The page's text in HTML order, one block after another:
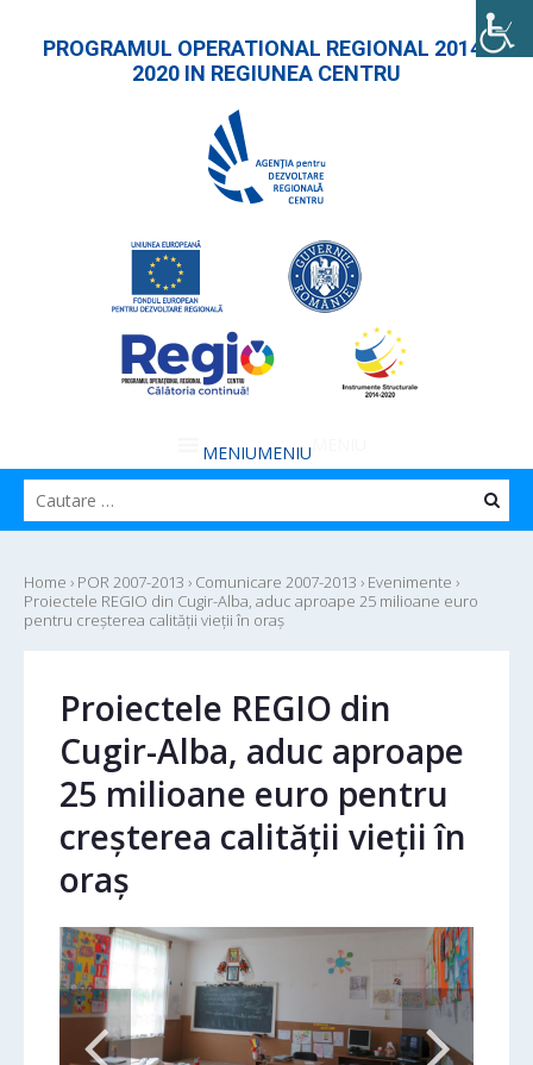
PROGRAMUL OPERATIONAL REGIONAL 2014-
2020 IN REGIUNEA CENTRU
MENIUMENIU
Home › POR 2007-2013 › Comunicare 2007-2013 › Evenimente ›
Proiectele REGIO din Cugir-Alba, aduc aproape 25 milioane euro
pentru creșterea calității vieții în oraș
Proiectele REGIO din
Cugir-Alba, aduc aproape
25 milioane euro pentru
creșterea calității vieții în
oraș